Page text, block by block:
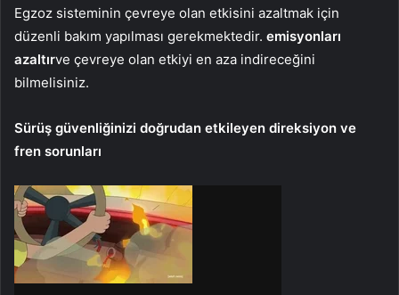
Egzoz sisteminin çevreye olan etkisini azaltmak için
düzenli bakım yapılması gerekmektedir. emisyonları
azaltırve çevreye olan etkiyi en aza indireceğini
bilmelisiniz.
Sürüş güvenliğinizi doğrudan etkileyen direksiyon ve
fren sorunları